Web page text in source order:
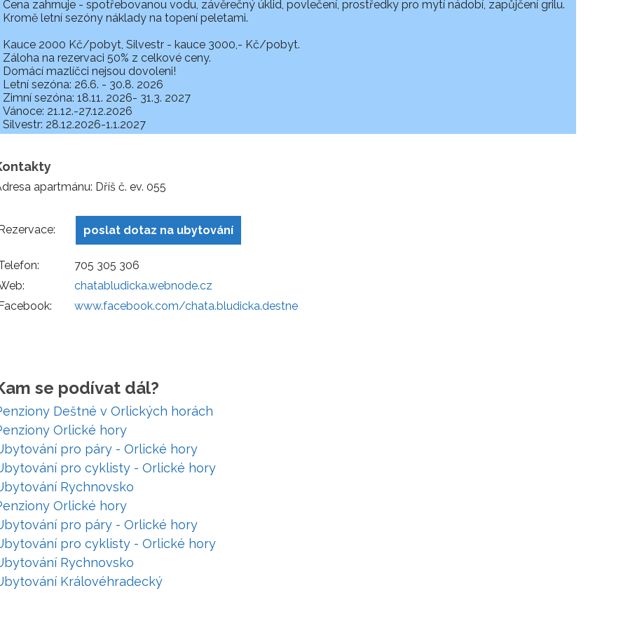
Cena zahrnuje - spotřebovanou vodu, závěrečný úklid, povlečení, prostředky pro mytí nádobí, zapůjčení grilu.
Kromě letní sezóny náklady na topení peletami.
Kauce 2000 Kč/pobyt, Silvestr - kauce 3000,- Kč/pobyt.
Záloha na rezervaci 50% z celkové ceny.
Domácí mazlíčci nejsou dovoleni!
Letní sezóna: 26.6. - 30.8. 2026
Zimní sezóna: 18.11. 2026- 31.3. 2027
Vánoce: 21.12.-27.12.2026
Silvestr: 28.12.2026-1.1.2027
apartmánu: Dříš č. ev. 055
poslat dotaz na ubytování
705 305 306
chatabludicka.webnode.cz
www.facebook.com/chata.bludicka.destne
se podívat dál?
Deštné v Orlických horách
Orlické hory
pro páry - Orlické hory
pro cyklisty - Orlické hory
Rychnovsko
Orlické hory
pro páry - Orlické hory
pro cyklisty - Orlické hory
Rychnovsko
Královéhradecký